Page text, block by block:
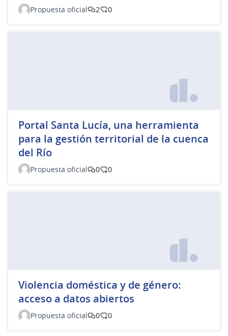
Propuesta oficial 2 0
Portal Santa Lucía, una herramienta
para la gestión territorial de la cuenca
del Río
Propuesta oficial 0 0
Violencia doméstica y de género:
acceso a datos abiertos
Propuesta oficial 0 0